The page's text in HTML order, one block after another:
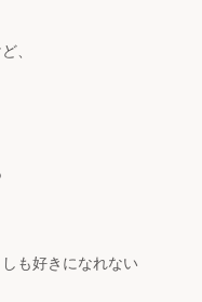
、
も好きになれない